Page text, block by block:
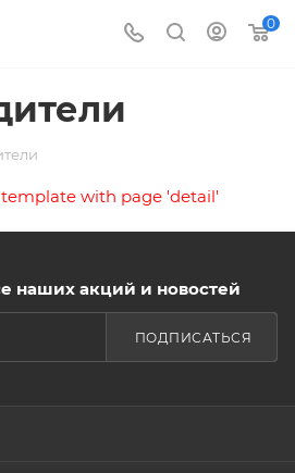
0
with page 'detail'
наших акций и новостей
ПОДПИСАТЬСЯ